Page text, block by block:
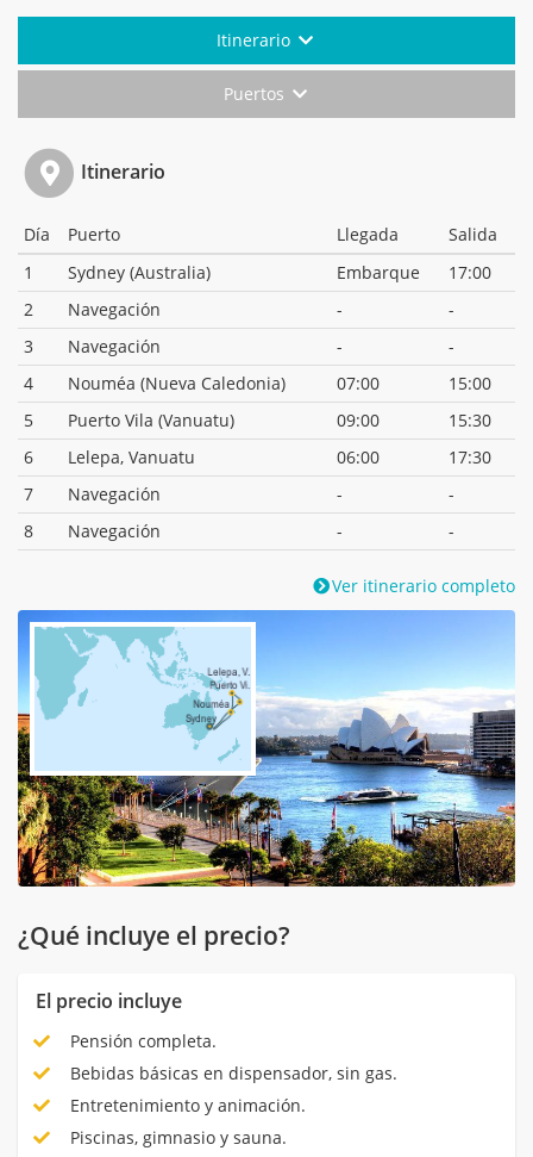
Itinerario
Puertos
Itinerario
Día Puerto Llegada
Salida
1
Sydney (Australia) Embarque
17:00
2
Navegación -
-
3
Navegación -
-
4
Nouméa (Nueva Caledonia) 07:00
15:00
5
Puerto Vila (Vanuatu) 09:00
15:30
6
Lelepa, Vanuatu 06:00
17:30
7
Navegación -
-
8
Navegación - -
Ver itinerario completo
¿Qué incluye el precio?
El precio incluye
Pensión completa.
Bebidas básicas en dispensador, sin gas.
Entretenimiento y animación.
Piscinas, gimnasio y sauna.